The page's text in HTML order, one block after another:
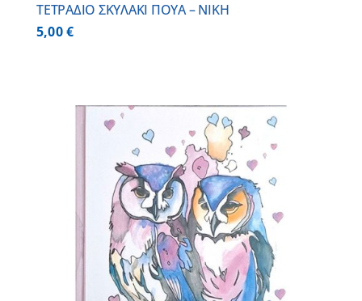
ΤΕΤΡΑΔΙΟ ΣΚΥΛΑΚΙ ΠΟΥΑ – ΝΙΚΗ
5,00€